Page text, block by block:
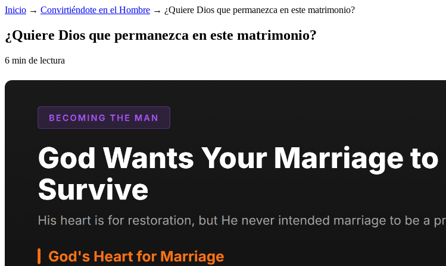
Inicio → Convirtiéndote en el Hombre → ¿Quiere Dios que permanezca en este matrimonio?
¿Quiere Dios que permanezca en este matrimonio?
6 min de lectura